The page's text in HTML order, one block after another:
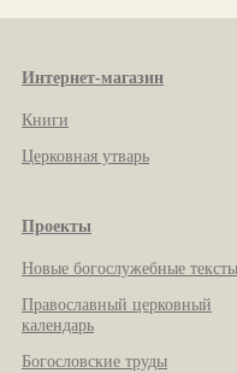
Интернет-магазин
Книги
Церковная утварь
Проекты
Новые богослужебные тексты
Православный церковный
календарь
Богословские труды